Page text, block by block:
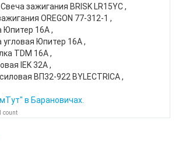
зажигания BRISK LR15YC ,
OREGON 77-312-1 ,
Юпитер 16А ,
Юпитер 16А ,
TDM 16A ,
IEK 32А ,
ВП32-922 BYLECTRICA ,
в Барановичах.
count